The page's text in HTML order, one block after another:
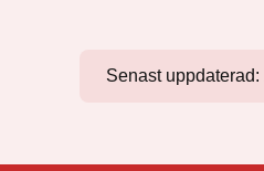
Senast uppdaterad: